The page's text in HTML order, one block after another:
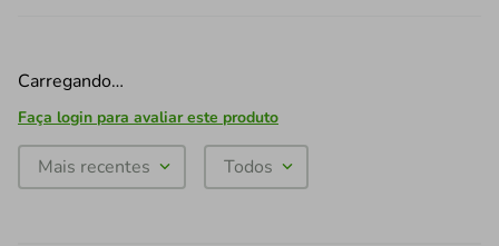
Carregando…
Faça login para avaliar este produto
Mais recentes Todos